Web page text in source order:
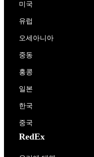
미국
유럽
오세아니아
중동
홍콩
일본
한국
중국
RedEx